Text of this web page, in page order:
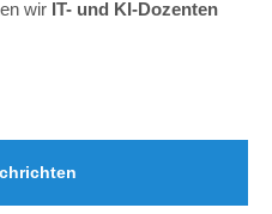
wir IT- und KI-Dozenten